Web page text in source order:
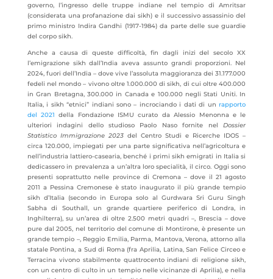
governo, l’ingresso delle truppe indiane nel tempio di Amritsar
(considerata una profanazione dai sikh) e il successivo assassinio del
primo ministro Indira Gandhi (1917-1984) da parte delle sue guardie
del corpo sikh.
Anche a causa di queste difficoltà, fin dagli inizi del secolo XX
l’emigrazione sikh dall’India aveva assunto grandi proporzioni. Nel
2024, fuori dell’India – dove vive l’assoluta maggioranza dei 31.177.000
fedeli nel mondo – vivono oltre 1.000.000 di sikh, di cui oltre 400.000
in Gran Bretagna, 300.000 in Canada e 100.000 negli Stati Uniti. In
Italia, i sikh “etnici” indiani sono – incrociando i dati di un rapporto
del 2021 della Fondazione ISMU curato da Alessio Menonna e le
ulteriori indagini dello studioso Paolo Naso fornite nelDossier
Statistico Immigrazione 2023del Centro Studi e Ricerche IDOS –
circa 120.000​, impiegati per una parte significativa nell’agricoltura e
nell’industria lattiero-casearia, benché i primi sikh emigrati in Italia si
dedicassero in prevalenza a un’altra loro specialità, il circo. Oggi sono
presenti soprattutto nelle province di Cremona – dove il 21 agosto
2011 a Pessina Cremonese è stato inaugurato il più grande tempio
sikh d’Italia (secondo in Europa solo al Gurdwara Sri Guru Singh
Sabha di Southall, un grande quartiere periferico di Londra, in
Inghilterra), su un’area di oltre 2.500 metri quadri –, Brescia – dove
pure dal 2005, nel territorio del comune di Montirone, è presente un
grande tempio –, Reggio Emilia, Parma, Mantova, Verona, attorno alla
statale Pontina, a Sud di Roma (fra Aprilia, Latina, San Felice Circeo e
Terracina vivono stabilmente quattrocento indiani di religione sikh,
con un centro di culto in un tempio nelle vicinanze di Aprilia), e nella